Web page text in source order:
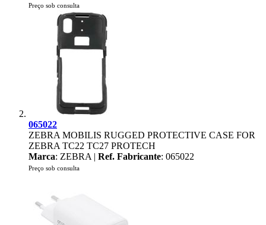
Preço sob consulta
065022
ZEBRA MOBILIS RUGGED PROTECTIVE CASE FOR
ZEBRA TC22 TC27 PROTECH
Marca: ZEBRA | Ref. Fabricante: 065022
Preço sob consulta